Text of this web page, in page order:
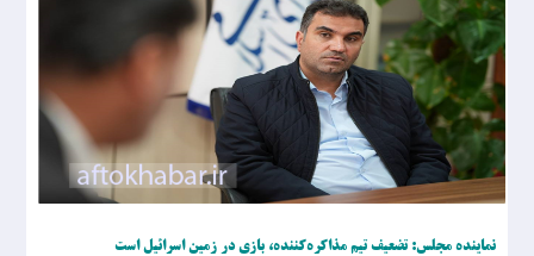
نماینده مجلس: تضعیف تیم مذاکره‌کننده، بازی در زمین اسرائیل است